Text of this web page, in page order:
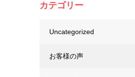
カテゴリー
Uncategorized
お客様の声